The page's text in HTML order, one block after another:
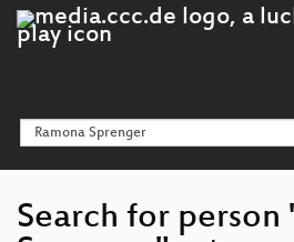
Search for person